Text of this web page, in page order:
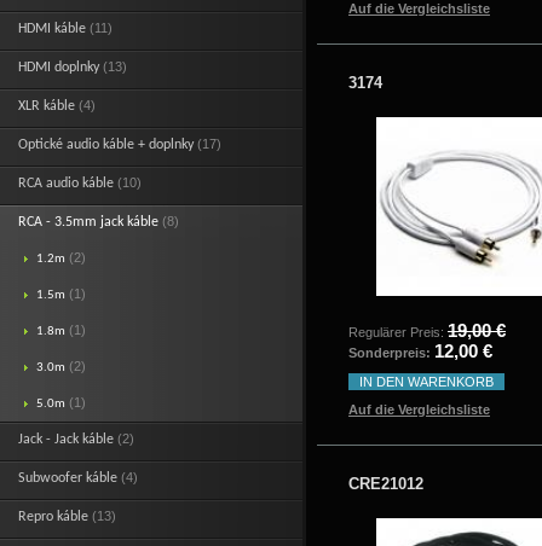
HDMI káble (11)
HDMI doplnky (13)
XLR káble (4)
Optické audio káble + doplnky (17)
RCA audio káble (10)
RCA - 3.5mm jack káble (8)
1.2m (2)
1.5m (1)
1.8m (1)
3.0m (2)
5.0m (1)
Jack - Jack káble (2)
Subwoofer káble (4)
Repro káble (13)
Auf die Vergleichsliste
3174
Regulärer Preis: 19,00 €
Sonderpreis: 12,00 €
IN DEN WARENKORB
Auf die Vergleichsliste
CRE21012